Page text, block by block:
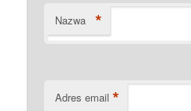
Nazwa *
Adres email *